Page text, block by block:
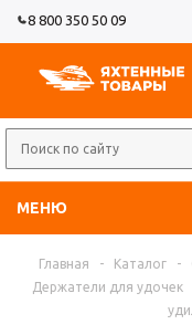
8 800 350 50 09
МЕНЮ
Главная - Каталог -
Держатели для удочек